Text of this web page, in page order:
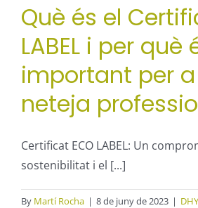
Què és el
LABEL i per què
important per
neteja
Certificat ECO LABEL: Un
sostenibilitat i el [...]
By Martí Rocha | 8 de juny de 2023 |